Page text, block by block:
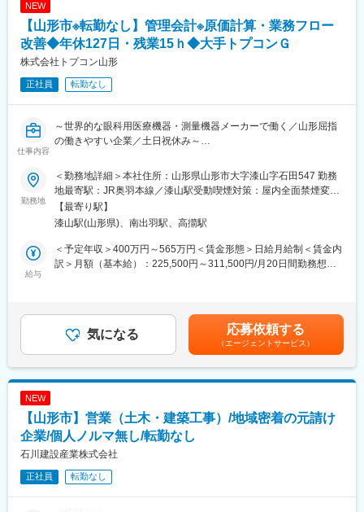
NEW
【山形市※転勤なし】管理会計※原価計算・業務フロー
改善◆年休127日・残業15ｈ◆大手トプコンＧ
株式会社トプコン山形
正社員 転勤なし
仕事内容
～世界的な眼科用医療機器・測量機器メーカーで働く／山形屈指
の働きやすい企業／土日祝休み～
■概要：
・眼科用医療機器・測量機器の分野で世界トップクラスシェアを
誇るトプコングループのメイン工場にて、管理会計担当者（財務
部門）での原価計算業務をお任せいたします。
世界的シェアを持つ精密機器メーカーの生産拠点で、原価データ
収集・分析からプロセス改善、経営報告まで一貫して担当。現場
と密に連携して製造コストの透明化に貢献できるため、業務の成
■業務内容
財務部門の管理会計担当者として、以下の業務をお願いいたしま
・損益管理のための予実管理、および経営の戦略的意思決定をサ
ポートする財務報告作成。
財務部7名
勤務地
＜勤務地詳細＞本社住所：山形県山形市大字漆山字石田547 勤務
地最寄駅：JR奥羽本線／漆山駅受動喫煙対策：屋内全面禁煙変更
の範囲：無
【最寄り駅】
漆山駅(山形県)、南出羽駅、高擶駅
給与
＜予定年収＞400万円～565万円＜賃金形態＞日給月給制＜賃金内
訳＞月額（基本給）：225,500円～311,500円/月20日間勤務想定
収：450万円～610万円 ⇒配偶者・子1名各扶養で世帯主の方の
モデル年収です。各種手当の受給状況に応じて変動いたします。
賃金はあくまでも目安の金額であり、選考を通じて上下する可能
性があります。月給(月額)は固定手当を含めた表記です。
気になる 応募依頼する
（エージェントサービス）
NEW
【山形市】営業（土木・建築工事）/地域密着の元請け
企業/個人ノルマ無し/転勤なし
石川建設産業株式会社
正社員 転勤なし